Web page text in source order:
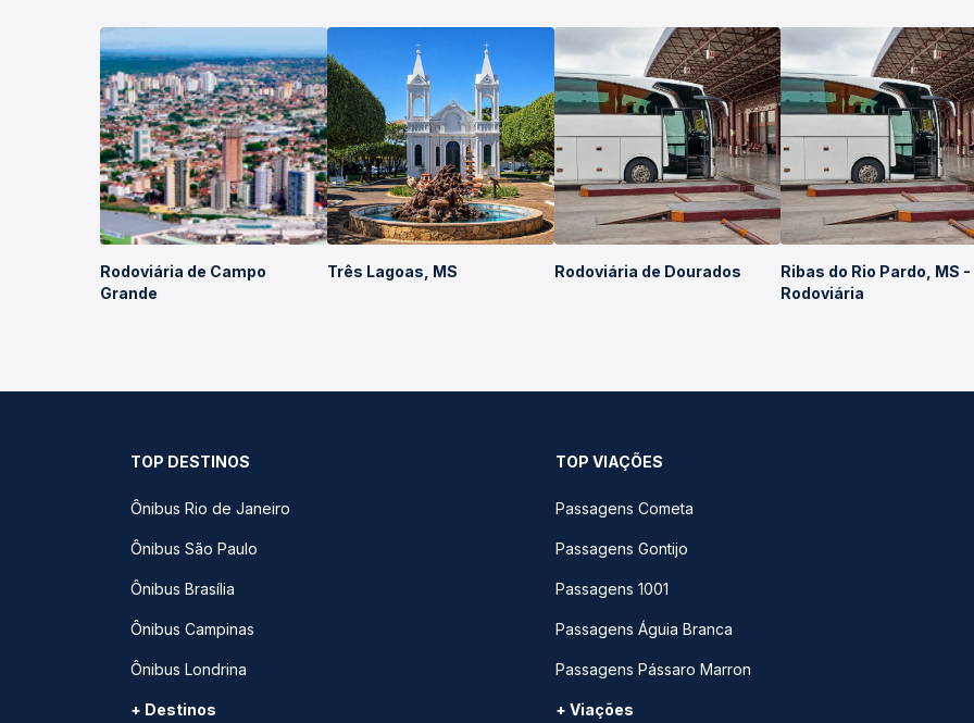
Rodoviária de Campo
Grande
Três Lagoas, MS Rodoviária de Dourados
Ribas do Rio Pardo, MS -
Rodoviária
TOP DESTINOS
Ônibus Rio de Janeiro
Ônibus São Paulo
Ônibus Brasília
Ônibus Campinas
Ônibus Londrina
+ Destinos
TOP VIAÇÕES
Passagens Cometa
Passagens Gontijo
Passagens 1001
Passagens Águia Branca
Passagens Pássaro Marron
+ Viações